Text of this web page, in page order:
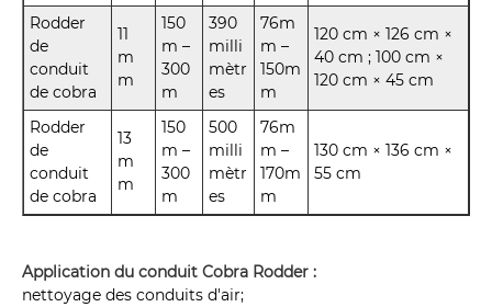
Rodder
de
conduit
de cobra
11
m
m
150
m –
300
m
390
milli
mètr
es
76m
m –
150m
m
120 cm × 126 cm ×
40 cm ; 100 cm ×
120 cm × 45 cm
Rodder
de
conduit
de cobra
13
m
m
150
m –
300
m
500
milli
mètr
es
76m
m –
170m
m
130 cm × 136 cm ×
55 cm
Application du conduit Cobra Rodder :
nettoyage des conduits d'air;